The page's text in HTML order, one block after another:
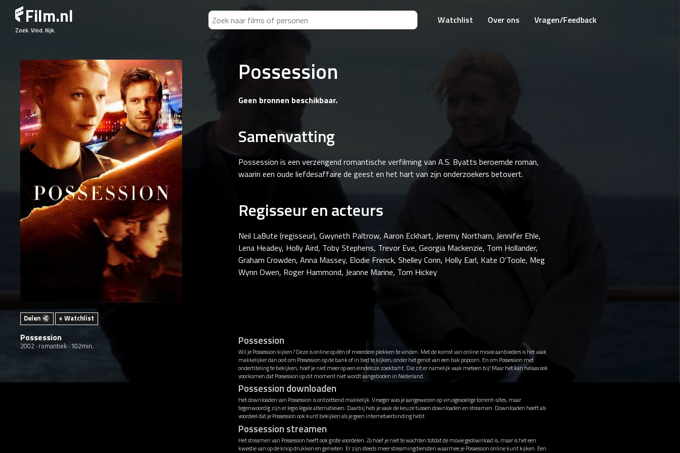
Film.nl
Zoek. Vind. Kijk.
Watchlist Over ons Vragen/Feedback
Delen + Watchlist
Possession
2002 romantiek 102min.
Possession
Geen bronnen beschikbaar.
Samenvatting
Possession is een verzengend romantische verfilming van A.S. Byatts beroemde roman,
waarin een oude liefdesaffaire de geest en het hart van zijn onderzoekers betovert.
Regisseur en acteurs
Neil LaBute (regisseur), Gwyneth Paltrow, Aaron Eckhart, Jeremy Northam, Jennifer Ehle,
Lena Headey, Holly Aird, Toby Stephens, Trevor Eve, Georgia Mackenzie, Tom Hollander,
Graham Crowden, Anna Massey, Elodie Frenck, Shelley Conn, Holly Earl, Kate O'Toole, Meg
Wynn Owen, Roger Hammond, Jeanne Marine, Tom Hickey
Possession
Wil je Possession kijken? Deze is online op één of meerdere plekken te vinden. Met de komst van online movie aanbieders is het vaak
makkelijker dan ooit om Possession op de bank of in bed te kijken, onder het genot van een bak popcorn. En om Possession met
ondertiteling te bekijken, hoef je niet meer op een eindeloze zoektocht. Die zit er namelijk vaak meteen bij! Maar het kan helaas ook
voorkomen dat Possession op dit moment niet wordt aangeboden in Nederland.
Possession downloaden
Het downloaden van Possession is ontzettend makkelijk. Vroeger was je aangewezen op virusgevoelige torrent-sites, maar
tegenwoordig zijn er legio legale alternatieven. Daarbij heb je vaak de keuze tussen downloaden en streamen. Downloaden heeft als
voordeel dat je Possession ook kunt bekijken als je geen internetverbinding hebt.
Possession streamen
Het streamen van Possession heeft ook grote voordelen. Zo hoef je niet te wachten totdat de movie gedownload is, maar is het een
kwestie van op de knop drukken en genieten. Er zijn steeds meer streamingdiensten waarmee je Possession online kunt kijken. Een